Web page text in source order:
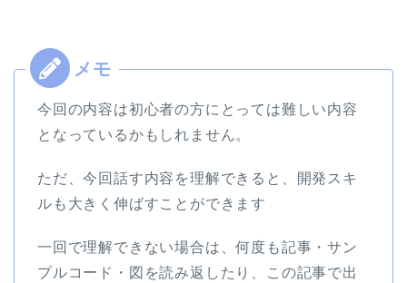
今回の内容は初心者の方にとっては難しい内容
となっているかもしれません。
ただ、今回話す内容を理解できると、開発スキ
ルも大きく伸ばすことができます
一回で理解できない場合は、何度も記事・サン
プルコード・図を読み返したり、この記事で出